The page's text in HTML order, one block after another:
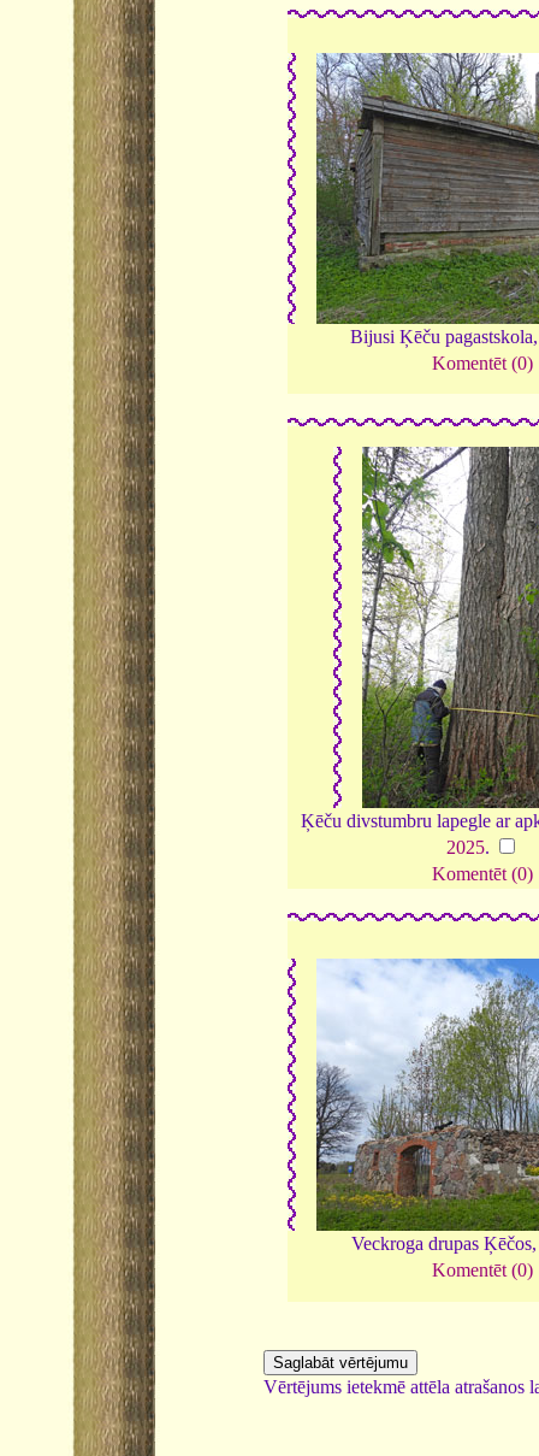
Bijusi Ķēču
Komentēt (0)
Ķēču divstumbru lapegle ar
2025.
Komentēt (0)
Veckroga drupas
Komentēt (0)
Vērtējums ietekmē attēla atrašanos